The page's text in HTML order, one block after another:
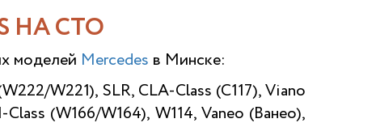
НА СТО
моделей Mercedes в Минске:
W221), SLR, CLA-Class (C117), Viano
(W166/W164), W114, Vaneo (Ванео),